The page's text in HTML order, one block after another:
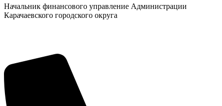
Газета "Минги Тау"
Виртуальная
Культурный
Начальник финансового управление Администрации
Карачаевского городского округа